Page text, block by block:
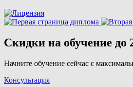
Скидки на обучение до
Начните обучение сейчас с
Консультация